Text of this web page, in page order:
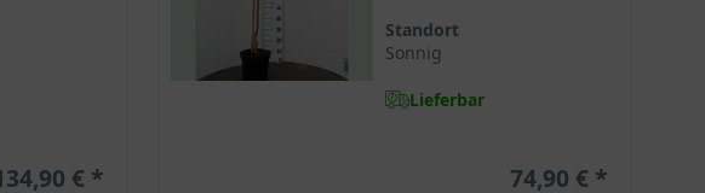
€
Standort
Sonnig
Lieferbar
74,90 €